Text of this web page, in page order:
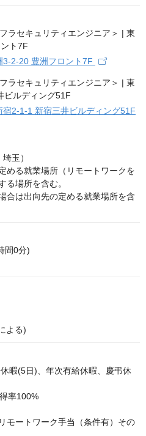
2-20 豊洲フロント7F
2-1-1 新宿三井ビルディング51F
玉）
める就業場所（リモートワークを
る場所を含む。
合は出向先の定める就業場所を含
間0分)
よる)
暇(5日)、年次有給休暇、慶弔休
率100%
モートワーク手当（条件有）その